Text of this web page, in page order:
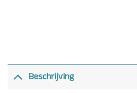
Beschrijving